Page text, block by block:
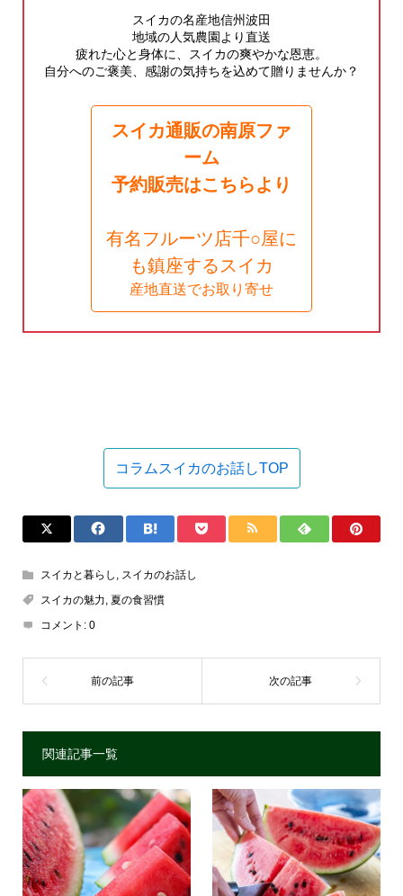
スイカの名産地信州波田
地域の人気農園より直送
疲れた心と身体に、スイカの爽やかな恩恵。
自分へのご褒美、感謝の気持ちを込めて贈りませんか？
スイカ通販の南原ファ
ーム
予約販売はこちらより
有名フルーツ店千○屋に
も鎮座するスイカ
産地直送でお取り寄せ
コラムスイカのお話しTOP
スイカと暮らし , スイカのお話し
スイカの魅力, 夏の食習慣
コメント: 0
関連記事一覧